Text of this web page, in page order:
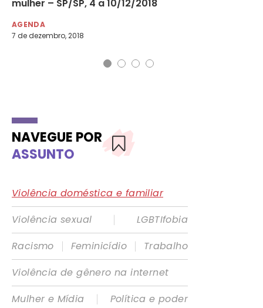
mulher – SP/SP, 4 a 10/12/2018
AGENDA
7 de dezembro, 2018
NAVEGUE POR
ASSUNTO
Violência doméstica e familiar
Violência sexual
|
LGBTIfobia
Racismo
| Feminicídio |
Trabalho
Violência de gênero na internet
Mulher e Mídia
|
Política e poder